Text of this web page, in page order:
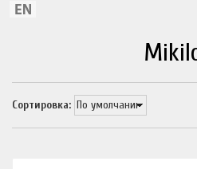
Сортировка: